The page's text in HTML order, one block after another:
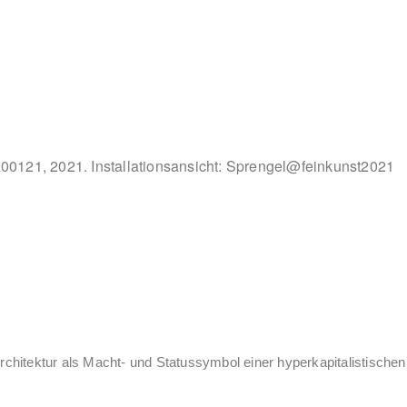
2021. Installationsansicht: Sprengel@feinkunst2021
als Macht- und Statussymbol einer hyperkapitalistischen